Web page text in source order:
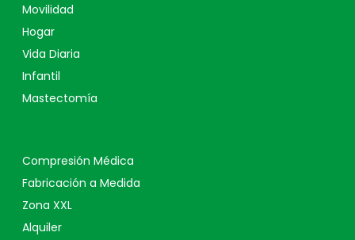
Movilidad
Hogar
Vida Diaria
Infantil
Mastectomía
Compresión Médica
Fabricación a Medida
Zona XXL
Alquiler